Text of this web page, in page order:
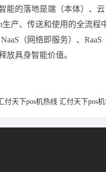
能的落地是端（本体）、
生产、传送和使用的全流
（网络即服务）、
放具身智能价值。
付天下pos机热线 汇付天下pos